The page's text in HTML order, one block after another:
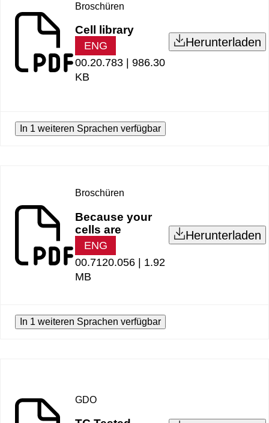
Broschüren
Cell library
ENG
00.20.783 | 986.30
KB
Herunterladen
In 1 weiteren Sprachen verfügbar
Broschüren
Because your
cells are
ENG
00.7120.056 | 1.92
MB
Herunterladen
In 1 weiteren Sprachen verfügbar
GDO